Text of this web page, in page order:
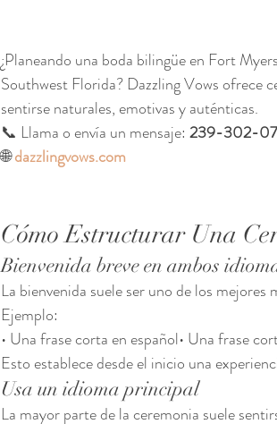
¿Planeando una boda bilingüe en Fort
Southwest Florida? Dazzling Vows ofrece
sentirse naturales, emotivas y auténticas.
📞 Llama o envía un mensaje: 239-302-
🌐 dazzlingvows.com
Cómo Estructurar Una
Bienvenida breve en ambos
La bienvenida suele ser uno de los
Ejemplo:
• Una frase corta en español• Una frase
Esto establece desde el inicio una
Usa un idioma principal
La mayor parte de la ceremonia suele